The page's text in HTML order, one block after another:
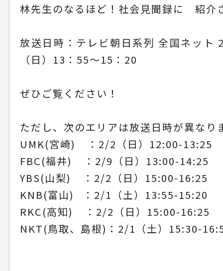
林先生のなるほど！社会見聞録に 紹介
放送日時：テレビ朝日系列 全国ネット
（日）13：55～15：20
ぜひご覧ください！
ただし、次のエリアは放送日時が異なり
UMK(宮崎) ：2/2（日）12:00-13:25
FBC(福井) ：2/9（日）13:00-14:25
YBS(山梨) ：2/2（日）15:00-16:25
KNB(富山) ：2/1（土）13:55-15:20
RKC(高知) ：2/2（日）15:00-16:25
NKT(鳥取、島根)：2/1（土）15:30-